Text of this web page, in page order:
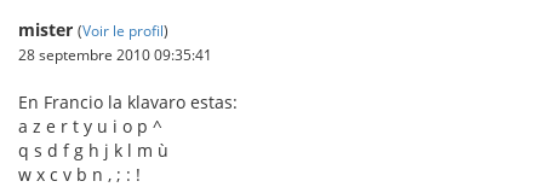
mister (Voir le profil)
28 septembre 2010 09:35:41
En Francio la klavaro estas:
a z e r t y u i o p ^
q s d f g h j k l m ù
w x c v b n , ; : !